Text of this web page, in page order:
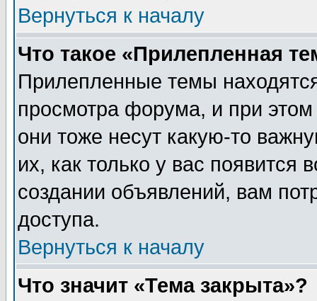
Вернуться к началу
Что такое «Прилепленная
Прилепленные темы
просмотра форума, и при
они тоже несут какую-то
их, как только у вас появится
создании объявлений, вам
доступа.
Вернуться к началу
Что значит «Тема закрыта»?